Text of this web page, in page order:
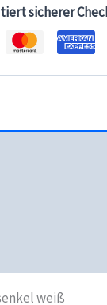
sicherer
weiß